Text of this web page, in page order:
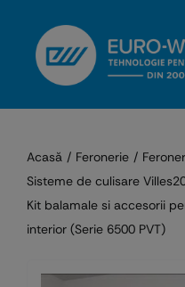
content
Acasă Feronerie
Sisteme de culisare
Kit balamale si accesorii
interior (Serie 6500 PVT)